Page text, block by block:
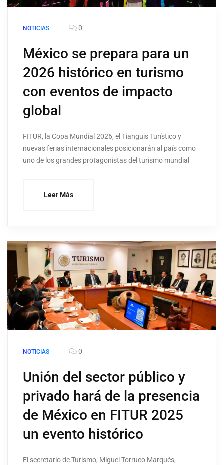
NOTICIAS 0
México se prepara para un
2026 histórico en turismo
con eventos de impacto
global
FITUR, la Copa Mundial 2026, el Tianguis Turístico y
nuevas ferias internacionales posicionarán al país como
uno de los grandes protagonistas del turismo mundial
Leer Más
NOTICIAS 0
Unión del sector público y
privado hará de la presencia
de México en FITUR 2025
un evento histórico
El secretario de Turismo, Miguel Torruco Marqués,